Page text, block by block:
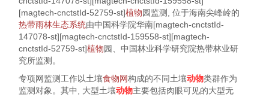
[magtech-cnctstId-52759-st]植物园监测, 位于海南尖峰岭的
热带雨林生态系统由中国科学院华南[magtech-cnctstId-
147078-st][magtech-cnctstId-159558-st][magtech-
cnctstId-52759-st]植物园、中国林业科学研究院热带林业研
究所监测。
专项网监测工作以土壤食物网构成的不同土壤动物类群作为
监测对象。其中, 大型土壤动物主要包括肉眼可见的大型无